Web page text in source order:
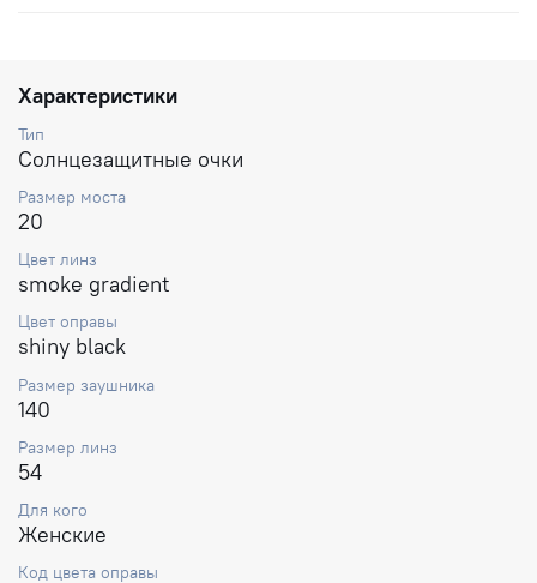
Характеристики
Тип
Солнцезащитные очки
Размер моста
20
Цвет линз
smoke gradient
Цвет оправы
shiny black
Размер заушника
140
Размер линз
54
Для кого
Женские
Код цвета оправы